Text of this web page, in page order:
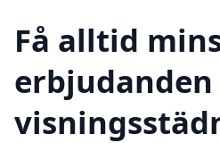
Få alltid